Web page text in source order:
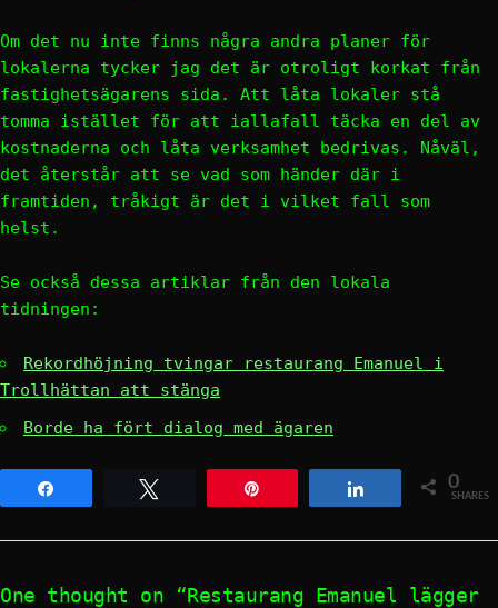
Om det nu inte finns några andra planer för
lokalerna tycker jag det är otroligt korkat från
fastighetsägarens sida. Att låta lokaler stå
tomma istället för att iallafall täcka en del av
kostnaderna och låta verksamhet bedrivas. Nåväl,
det återstår att se vad som händer där i
framtiden, tråkigt är det i vilket fall som
helst.
Se också dessa artiklar från den lokala
tidningen:
Rekordhöjning tvingar restaurang Emanuel i
Trollhättan att stänga
Borde ha fört dialog med ägaren
0
SHARES
One thought on “Restaurang Emanuel lägger